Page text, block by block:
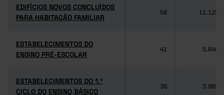
EDIFÍCIOS NOVOS CONCLUÍDOS
PARA HABITAÇÃO FAMILIAR
EDIFÍCIOS NOVOS CONCLUÍDOS
PARA HABITAÇÃO FAMILIAR
58 11.125
ESTABELECIMENTOS DO
ENSINO PRÉ-ESCOLAR
ESTABELECIMENTOS DO
ENSINO PRÉ-ESCOLAR
41 5.640
ESTABELECIMENTOS DO 1.º
CICLO DO ENSINO BÁSICO
ESTABELECIMENTOS DO 1.º
CICLO DO ENSINO BÁSICO
36 3.985